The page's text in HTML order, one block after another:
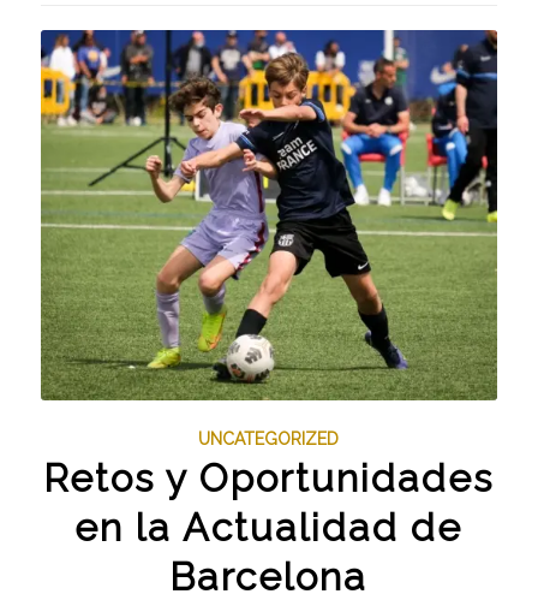
UNCATEGORIZED
Retos y Oportunidades
en la Actualidad de
Barcelona